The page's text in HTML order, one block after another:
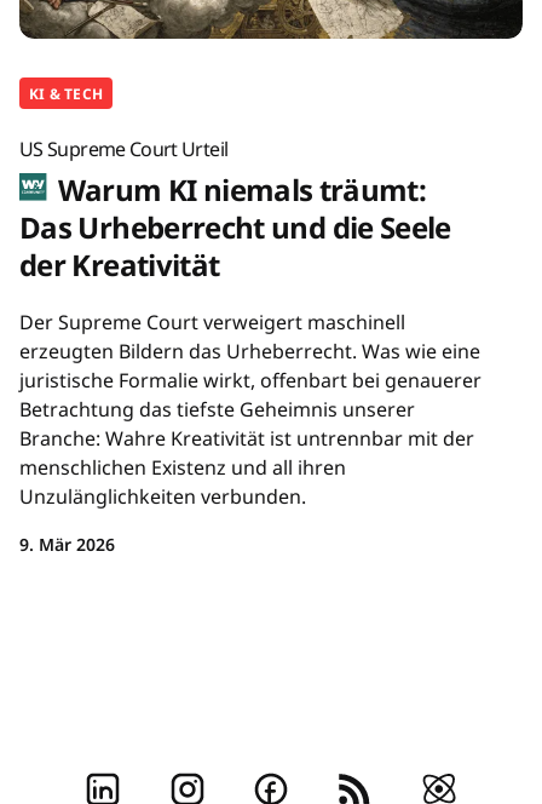
KI & TECH
US Supreme Court Urteil
Warum KI niemals träumt:
Das Urheberrecht und die Seele
der Kreativität
Der Supreme Court verweigert maschinell
erzeugten Bildern das Urheberrecht. Was wie eine
juristische Formalie wirkt, offenbart bei genauerer
Betrachtung das tiefste Geheimnis unserer
Branche: Wahre Kreativität ist untrennbar mit der
menschlichen Existenz und all ihren
Unzulänglichkeiten verbunden.
9. Mär 2026